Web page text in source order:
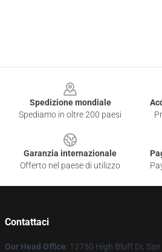
Spedizione mondiale
Spediamo in oltre 200 paesi
Garanzia internazionale
Offerto nel paese di utilizzo
Contattaci
Our Head Office: 12750 High Bluff Dr,